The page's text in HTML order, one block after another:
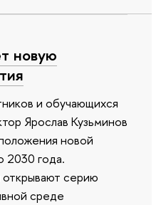
новую
и обучающихся
Ярослав Кузьминов
новой
2030 года.
серию
среде